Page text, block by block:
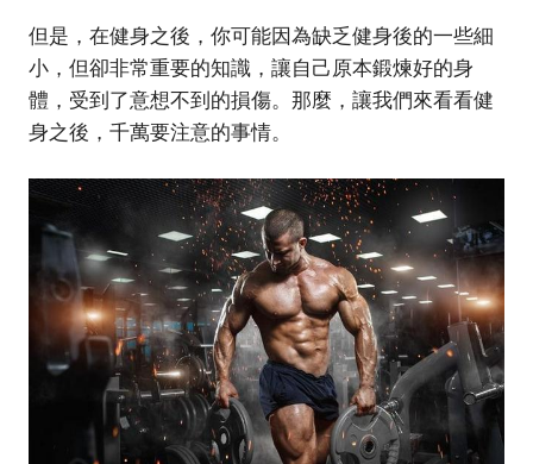
但是，在健身之後，你可能因為缺乏健身後的一些細
小，但卻非常重要的知識，讓自己原本鍛煉好的身
體，受到了意想不到的損傷。那麼，讓我們來看看健
身之後，千萬要注意的事情。